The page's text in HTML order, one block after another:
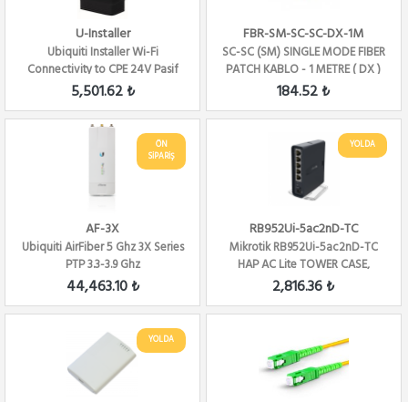
U-Installer
Ubiquiti Installer Wi-Fi
Connectivity to CPE 24V Pasif
PoE
5,501.62 ₺
FBR-SM-SC-SC-DX-1M
SC-SC (SM) SINGLE MODE FIBER
PATCH KABLO - 1 METRE ( DX )
184.52 ₺
ÖN
SİPARİŞ
AF-3X
Ubiquiti AirFiber 5 Ghz 3X Series
PTP 3.3-3.9 Ghz
44,463.10 ₺
YOLDA
RB952Ui-5ac2nD-TC
Mikrotik RB952Ui-5ac2nD-TC
HAP AC Lite TOWER CASE,
5xLAN, L4 , 2.4...
2,816.36 ₺
YOLDA